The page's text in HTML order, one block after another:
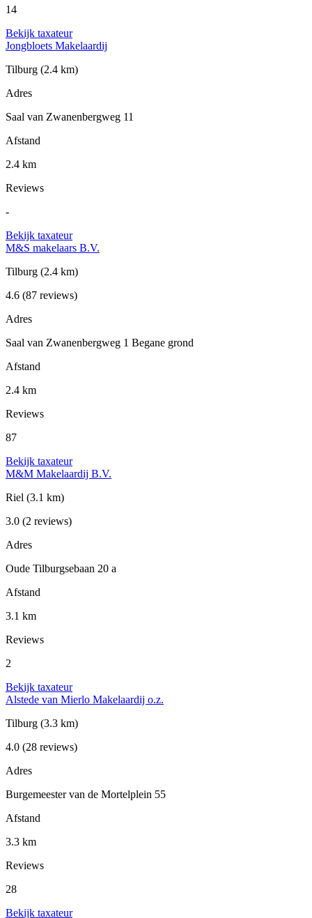
14
Bekijk taxateur
Jongbloets Makelaardij
Tilburg (2.4 km)
Adres
Saal van Zwanenbergweg 11
Afstand
2.4 km
Reviews
-
Bekijk taxateur
M&S makelaars B.V.
Tilburg (2.4 km)
4.6 (87 reviews)
Adres
Saal van Zwanenbergweg 1 Begane grond
Afstand
2.4 km
Reviews
87
Bekijk taxateur
M&M Makelaardij B.V.
Riel (3.1 km)
3.0 (2 reviews)
Adres
Oude Tilburgsebaan 20 a
Afstand
3.1 km
Reviews
2
Bekijk taxateur
Alstede van Mierlo Makelaardij o.z.
Tilburg (3.3 km)
4.0 (28 reviews)
Adres
Burgemeester van de Mortelplein 55
Afstand
3.3 km
Reviews
28
Bekijk taxateur